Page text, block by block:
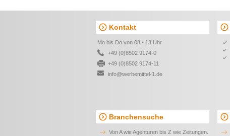
Kontakt
Mo bis Do von 08 - 13 Uhr
+49 (0)8502 9174-0
+49 (0)8502 9174-11
info@werbemittel-1.de
Branchensuche
Von A wie Agenturen bis Z wie Zeitungen.